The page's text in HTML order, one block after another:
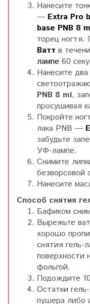
Нанесите
— Extra Pro
base PNB 8
торец ногтя.
Ватт в
лампе 60
Нанесите
PNB 8 ml,
просушивая
Покройте
лака PNB —
забудьте
УФ-лампе.
Снимите
безворсовой
Нанесите
Способ снятия
Бафиком
Вырежьте
хорошо
снятия гель-
поверхности
фольгой.
Подождите
Остатки
пушера либо